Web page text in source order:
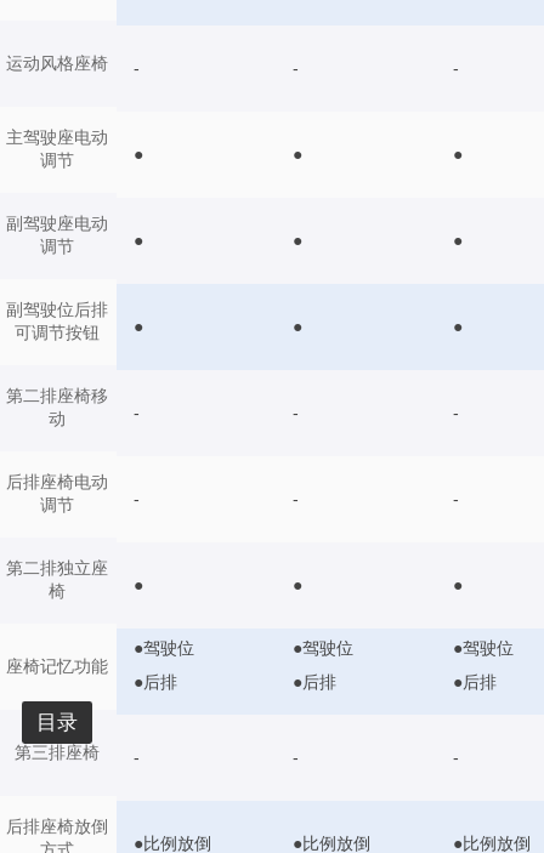
运动风格座椅
主驾驶座电动
调节
副驾驶座电动
调节
副驾驶位后排
可调节按钮
第二排座椅移
动
后排座椅电动
调节
第二排独立座
椅
座椅记忆功能
第三排座椅
后排座椅放倒
- - -
● ● ●
● ● ●
● ● ●
- - -
- - -
● ● ●
●驾驶位
●后排
●驾驶位
●后排
●驾驶位
●后排
- - -
●比例放倒 ●比例放倒 ●比例放倒
目录